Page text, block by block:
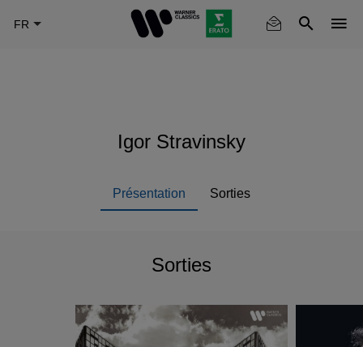
Igor Stravinsky
Présentation Sorties
Sorties